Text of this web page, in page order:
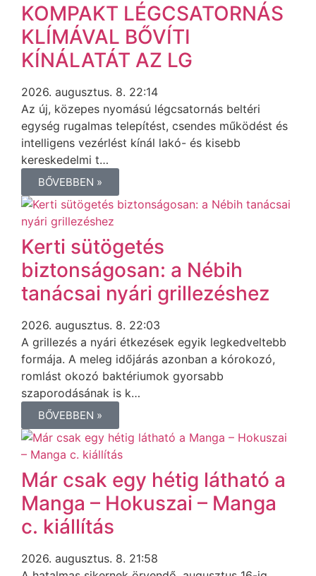
KOMPAKT LÉGCSATORNÁS
KLÍMÁVAL BŐVÍTI
KÍNÁLATÁT AZ LG
2026. augusztus. 8. 22:14
Az új, közepes nyomású légcsatornás beltéri
egység rugalmas telepítést, csendes működést és
intelligens vezérlést kínál lakó- és kisebb
kereskedelmi t…
BŐVEBBEN »
Kerti sütögetés
biztonságosan: a Nébih
tanácsai nyári grillezéshez
2026. augusztus. 8. 22:03
A grillezés a nyári étkezések egyik legkedveltebb
formája. A meleg időjárás azonban a kórokozó,
romlást okozó baktériumok gyorsabb
szaporodásának is k…
BŐVEBBEN »
Már csak egy hétig látható a
Manga – Hokuszai – Manga
c. kiállítás
2026. augusztus. 8. 21:58